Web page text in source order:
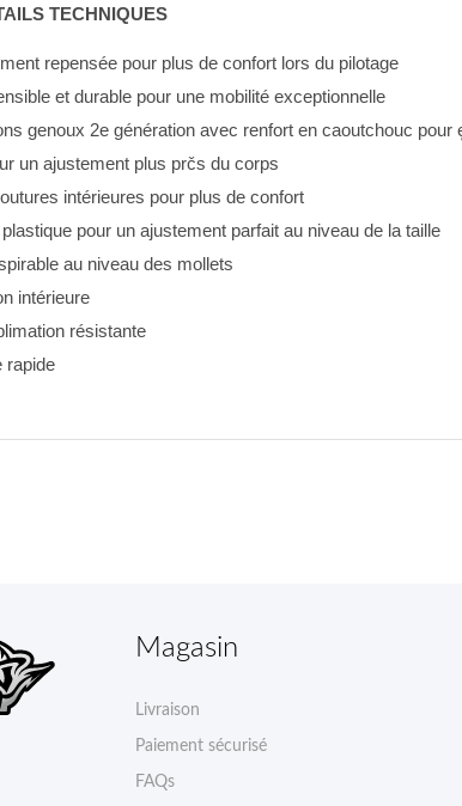
TECHNIQUES
repensée pour plus de confort lors du pilotage
et durable pour une mobilité exceptionnelle
genoux 2e génération avec renfort en caoutchouc pour
un ajustement plus prčs du corps
intérieures pour plus de confort
pour un ajustement parfait au niveau de la taille
au niveau des mollets
intérieure
résistante
rapide
Magasin
Livraison
Paiement sécurisé
FAQs